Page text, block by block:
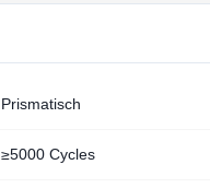
Prismatisch
≥5000 Cycles